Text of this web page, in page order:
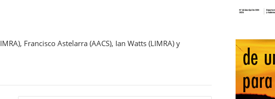
Francisco Astelarra (AACS), Ian Watts (LIMRA) y